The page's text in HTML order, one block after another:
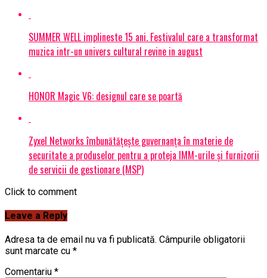
SUMMER WELL implineste 15 ani. Festivalul care a transformat
muzica intr-un univers cultural revine in august
HONOR Magic V6: designul care se poartă
Zyxel Networks îmbunătățește guvernanța în materie de
securitate a produselor pentru a proteja IMM-urile și furnizorii
de servicii de gestionare (MSP)
Click to comment
Leave a Reply
Adresa ta de email nu va fi publicată. Câmpurile obligatorii
sunt marcate cu *
Comentariu *